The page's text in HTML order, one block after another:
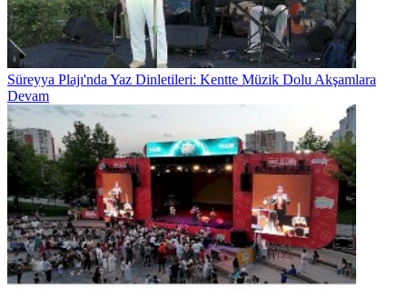
Süreyya Plajı'nda Yaz Dinletileri: Kentte Müzik Dolu Akşamlara
Devam